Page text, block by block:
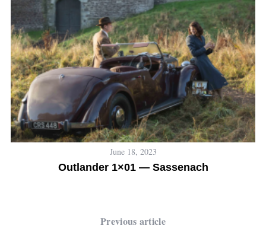
June 18, 2023
Outlander 1×01 — Sassenach
Previous article